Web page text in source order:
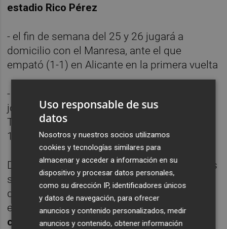
estadio Rico Pérez
- el fin de semana del 25 y 26 jugará a
domicilio con el Manresa, ante el que
empató (1-1) en Alicante en la primera vuelta
- y una semana después, con motivo de la
jornada 28, jugará en el Rico Pérez con un
Terrassa que le ganó en la primera vuelta (3-
1)
De todo lo anterior cabe concluir que con los
siete equipos que ahora mismo tiene por
delante en la tabla ha jugado 10 de los 14
encuentros que en total debe disputar en el
curso 2022/23, siendo el balance de dos
Uso responsable de sus
datos
Nosotros y nuestros socios utilizamos
cookies y tecnologías similares para
almacenar y acceder a información en su
dispositivo y procesar datos personales,
como su dirección IP, identificadores únicos
y datos de navegación, para ofrecer
anuncios y contenido personalizados, medir
anuncios y contenido, obtener información